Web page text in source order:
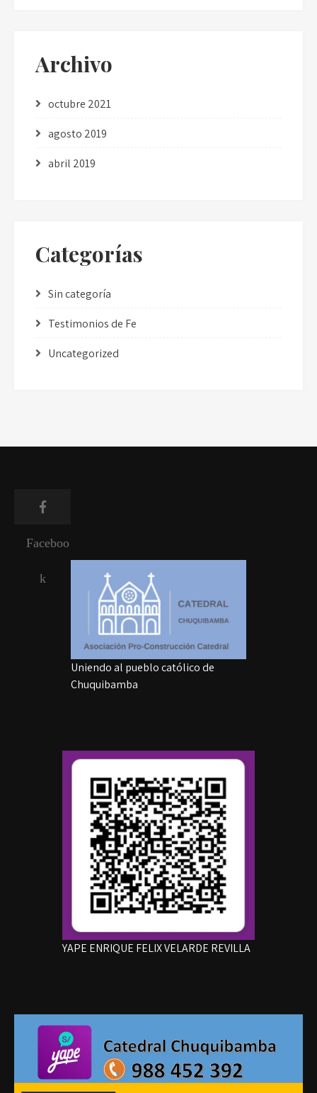
Archivo
octubre 2021
agosto 2019
abril 2019
Categorías
Sin categoría
Testimonios de Fe
Uncategorized
Faceboo
k
Uniendo al pueblo católico de
Chuquibamba
YAPE ENRIQUE FELIX VELARDE REVILLA